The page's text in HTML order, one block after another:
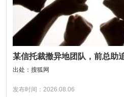
某信托裁撤异地团队，前总助
出处：搜狐网
发布时间：2026.08.06